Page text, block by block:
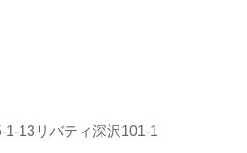
1-13リバティ深沢101-1